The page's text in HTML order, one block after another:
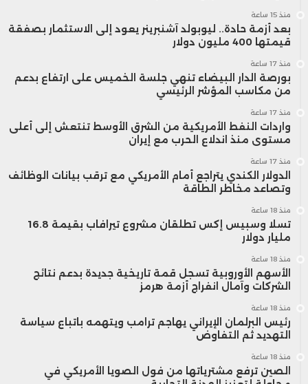
كما سيتمكن المستخدم من استعراض
الشريط الجانبي الذي يحتوي على روابط
مواقع إضافية، مما يتيح له تجربة بحث
عادية تشبه التجربة المعتادة أكثر. كما ذكر
موقع “ذا فيرج” أن الشركة ستضيف ميزة
التي يُفترض أنها مشابهة لبحث صور غوغل
ولكن بالذكاء الاصطناعي.
قد يُدمج محرك البحث “سيرش جي بي تي”
في المستقبل مع روبوت المحادثة “شات
جي بي تي” الذي يحظى بشعبية كبيرة حاليا
بين المستخدمين. وإلى جانب إمكانية البحث
الشامل على شبكة الإنترنت، سيستفيد محرك
منذ 15 ساعة
بعد أزمة حادة.. ليوبولد آشنبرينر يعود إلى الاستثمار بصفقة
قيمتها 400 مليون دولار
منذ 17 ساعة
بورصة الدار البيضاء تنهي جلسة الخميس على ارتفاع بدعم
من مكاسب المؤشر الرئيسي
منذ 17 ساعة
واردات النفط الأمريكية من الشرق الأوسط تنتعش إلى أعلى
مستوى منذ اندلاع الحرب مع إيران
منذ 17 ساعة
الدولار الكندي يتراجع أمام الأمريكي مع ترقب بيانات الوظائف
وتصاعد مخاطر الطاقة
منذ 18 ساعة
تسلا وسبيس إكس تطلقان مشروع تيرافاب بقيمة 16.8
مليار دولار
منذ 18 ساعة
الأسهم الأوروبية تسجل قمة تاريخية جديدة بدعم نتائج
الشركات وآمال انفراج أزمة هرمز
منذ 18 ساعة
رئيس البرلمان الإيراني يهاجم ترامب ويتهمه باتباع سياسة
التهديد ثم التفاوض
منذ 18 ساعة
الصين ترفع مشترياتها من فول الصويا الأمريكي في